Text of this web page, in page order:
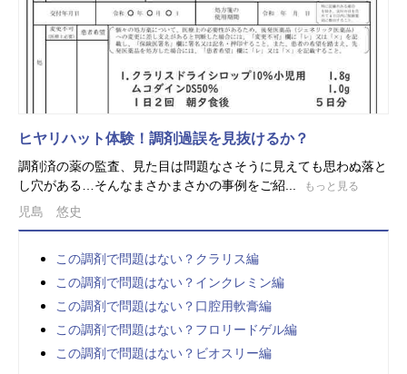
ヒヤリハット体験！調剤過誤を見抜けるか？
調剤済の薬の監査、見た目は問題なさそうに見えても思わぬ落と
し穴がある…そんなまさかまさかの事例をご紹...
もっと見る
児島 悠史
この調剤で問題はない？クラリス編
この調剤で問題はない？インクレミン編
この調剤で問題はない？口腔用軟膏編
この調剤で問題はない？フロリードゲル編
この調剤で問題はない？ビオスリー編